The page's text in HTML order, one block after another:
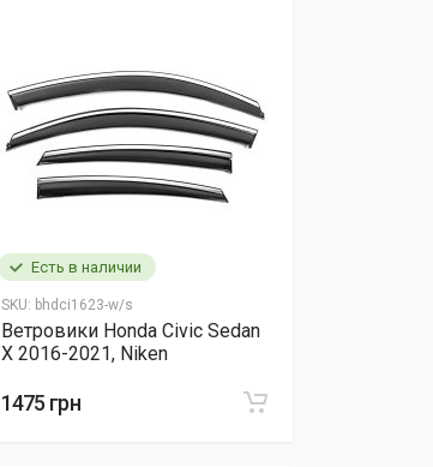
Есть в наличии
SKU: bhdci1623-w/s
Ветровики Honda Civic Sedan
X 2016-2021, Niken
1475 грн